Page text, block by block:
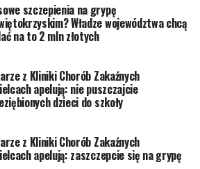
szczepienia na grypę
Władze województwa chcą
na to 2 mln złotych
z Kliniki Chorób Zakaźnych
apelują: nie puszczajcie
dzieci do szkoły
z Kliniki Chorób Zakaźnych
apelują: zaszczepcie się na grypę